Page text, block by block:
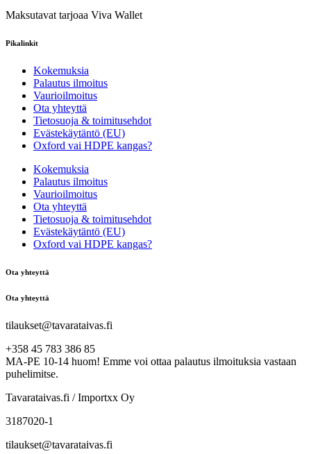
Maksutavat tarjoaa Viva Wallet
Pikalinkit
Kokemuksia
Palautus ilmoitus
Vaurioilmoitus
Ota yhteyttä
Tietosuoja & toimitusehdot
Evästekäytäntö (EU)
Oxford vai HDPE kangas?
Kokemuksia
Palautus ilmoitus
Vaurioilmoitus
Ota yhteyttä
Tietosuoja & toimitusehdot
Evästekäytäntö (EU)
Oxford vai HDPE kangas?
Ota yhteyttä
Ota yhteyttä
tilaukset@tavarataivas.fi
+358 45 783 386 85
MA-PE 10-14 huom! Emme voi ottaa palautus ilmoituksia vastaan
puhelimitse.
Tavarataivas.fi / Importxx Oy
3187020-1
tilaukset@tavarataivas.fi